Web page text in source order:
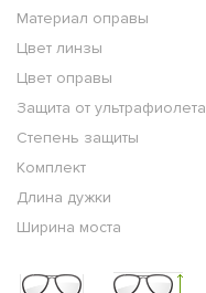
Материал оправы
Цвет линзы
Цвет оправы
Защита от ультрафиолета
Степень защиты
Комплект
Длина дужки
Ширина моста